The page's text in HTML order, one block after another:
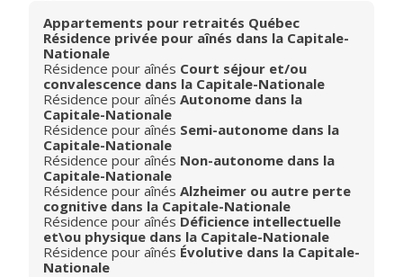
Appartements pour retraités Québec
Résidence privée pour aînés dans la Capitale-
Nationale
Résidence pour aînés Court séjour et/ou
convalescence dans la Capitale-Nationale
Résidence pour aînés Autonome dans la
Capitale-Nationale
Résidence pour aînés Semi-autonome dans la
Capitale-Nationale
Résidence pour aînés Non-autonome dans la
Capitale-Nationale
Résidence pour aînés Alzheimer ou autre perte
cognitive dans la Capitale-Nationale
Résidence pour aînés Déficience intellectuelle
et\ou physique dans la Capitale-Nationale
Résidence pour aînés Évolutive dans la Capitale-
Nationale